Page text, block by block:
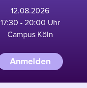
12.08.2026
17:30 - 20:00 Uhr
Campus Köln
Anmelden